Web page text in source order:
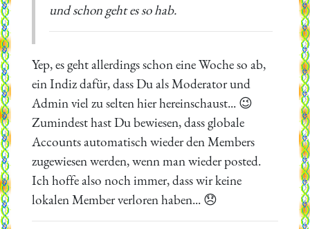
und schon geht es so hab.
Yep, es geht allerdings schon eine Woche so ab,
ein Indiz dafür, dass Du als Moderator und
Admin viel zu selten hier hereinschaust... 😉
Zumindest hast Du bewiesen, dass globale
Accounts automatisch wieder den Members
zugewiesen werden, wenn man wieder posted.
Ich hoffe also noch immer, dass wir keine
lokalen Member verloren haben... 😞